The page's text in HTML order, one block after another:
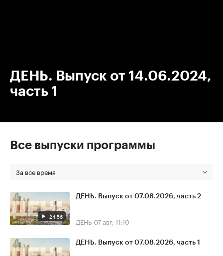
ДЕНЬ. Выпуск от 14.06.2024,
часть 1
Все выпуски программы
За все время
24:56
ДЕНЬ. Выпуск от 07.08.2026, часть 2
ДЕНЬ 07 авг, 11:10
ДЕНЬ. Выпуск от 07.08.2026, часть 1